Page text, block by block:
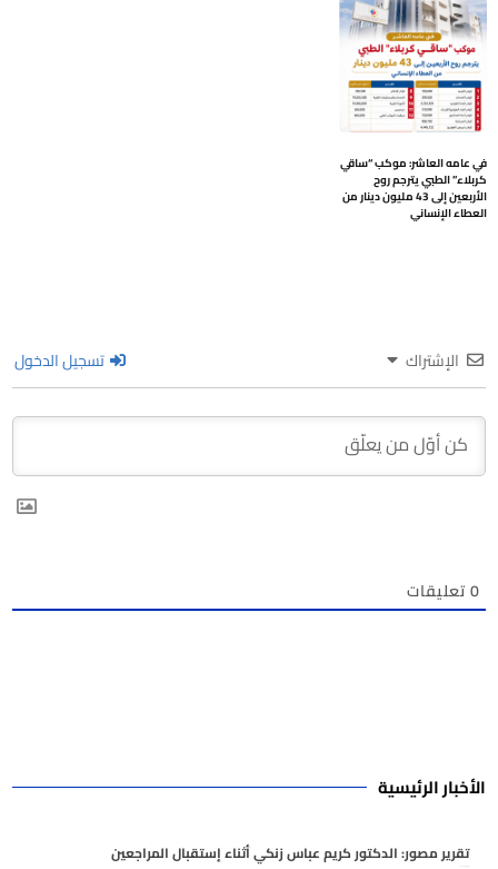
في عامه العاشر: موكب “ساقي
كربلاء” الطبي يترجم روح
الأربعين إلى 43 مليون دينار من
العطاء الإنساني
الإشتراك تسجيل الدخول
0تعليقات
الأخبار الرئيسية
تقرير مصور: الدكتور كريم عباس زنكي أثناء إستقبال المراجعين
أغسطس 7, 2026